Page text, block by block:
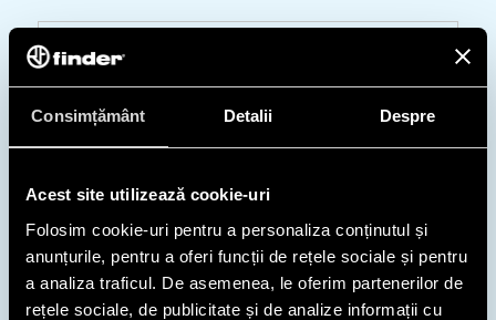
Consimțământ Detalii Despre
Acest site utilizează cookie-uri
Folosim cookie-uri pentru a personaliza conținutul și
anunțurile, pentru a oferi funcții de rețele sociale și pentru
a analiza traficul. De asemenea, le oferim partenerilor de
rețele sociale, de publicitate și de analize informații cu
PROIECTEAZĂ
CU NOI
Descarcă software pentru proiectare,
documentație, informații suport, CAD și
certificări.